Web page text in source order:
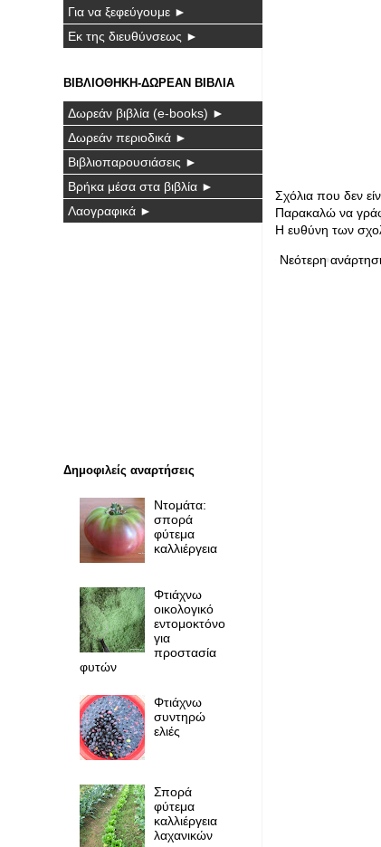
Σχόλια που δεν
Παρακαλώ να
Η ευθύνη των
Νεότερη
Για να ξεφεύγουμε ►
Εκ της διευθύνσεως ►
ΒΙΒΛΙΟΘΗΚΗ-ΔΩΡΕΑΝ ΒΙΒΛΙΑ
Δωρεάν βιβλία (e-books) ►
Δωρεάν περιοδικά ►
Βιβλιοπαρουσιάσεις ►
Βρήκα μέσα στα βιβλία ►
Λαογραφικά ►
Δημοφιλείς αναρτήσεις
Ντομάτα:
σπορά
φύτεμα
καλλιέργεια
Φτιάχνω
οικολογικό
εντομοκτόνο
για
προστασία
φυτών
Φτιάχνω
συντηρώ
ελιές
Σπορά
φύτεμα
καλλιέργεια
λαχανικών